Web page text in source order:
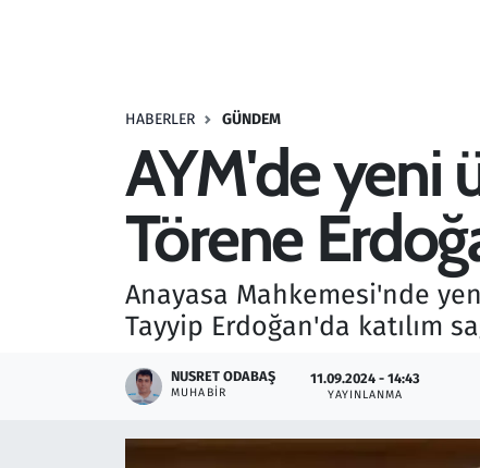
HABERLER GÜNDEM
AYM'de yeni
Törene
Anayasa Mahkemesi'nde
Tayyip Erdoğan'da katılım
NUSRET ODABAŞ
MUHABIR
11.09.2024 - 14:43
YAYINLANMA
Savunma Sanayi
Teknoloji ve Bilim
Televizyon